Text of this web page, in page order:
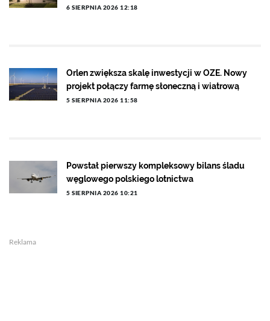
6 SIERPNIA 2026 12:18
Orlen zwiększa skalę inwestycji w OZE. Nowy
projekt połączy farmę słoneczną i wiatrową
5 SIERPNIA 2026 11:58
Powstał pierwszy kompleksowy bilans śladu
węglowego polskiego lotnictwa
5 SIERPNIA 2026 10:21
Reklama